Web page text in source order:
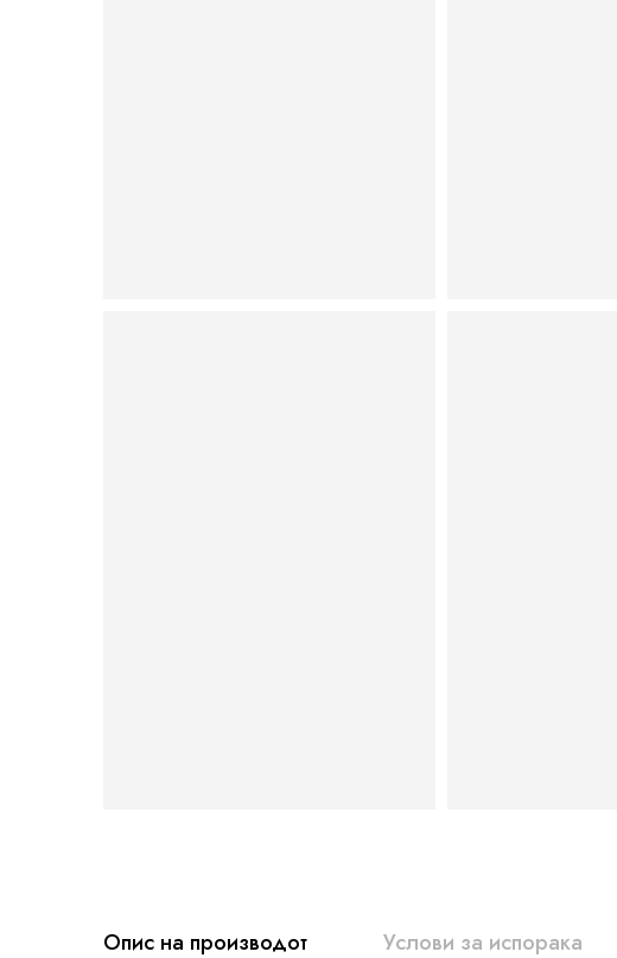
Опис на производот Услови за испорака